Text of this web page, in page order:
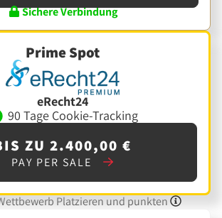
Sichere Verbindung
Prime Spot
eRecht24
90 Tage Cookie-Tracking
ZU 2.400,00 €
PAY PER SALE
Platzieren und punkten